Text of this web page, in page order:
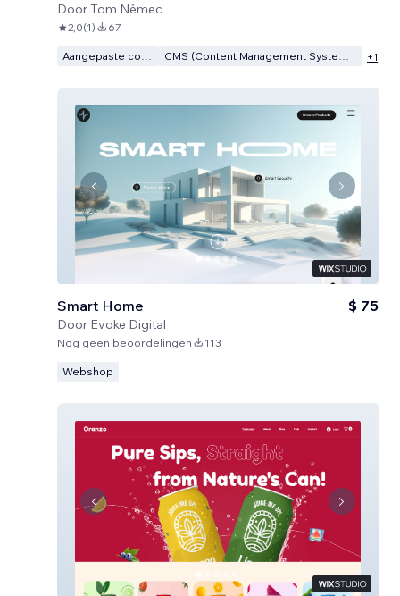
DoorTom Němec
2,0(1) 67
Aangepaste code CMS (Content Management Systeem) +1
Smart Home
Door Evoke Digital
$ 75
Nog geen beoordelingen 113
Webshop